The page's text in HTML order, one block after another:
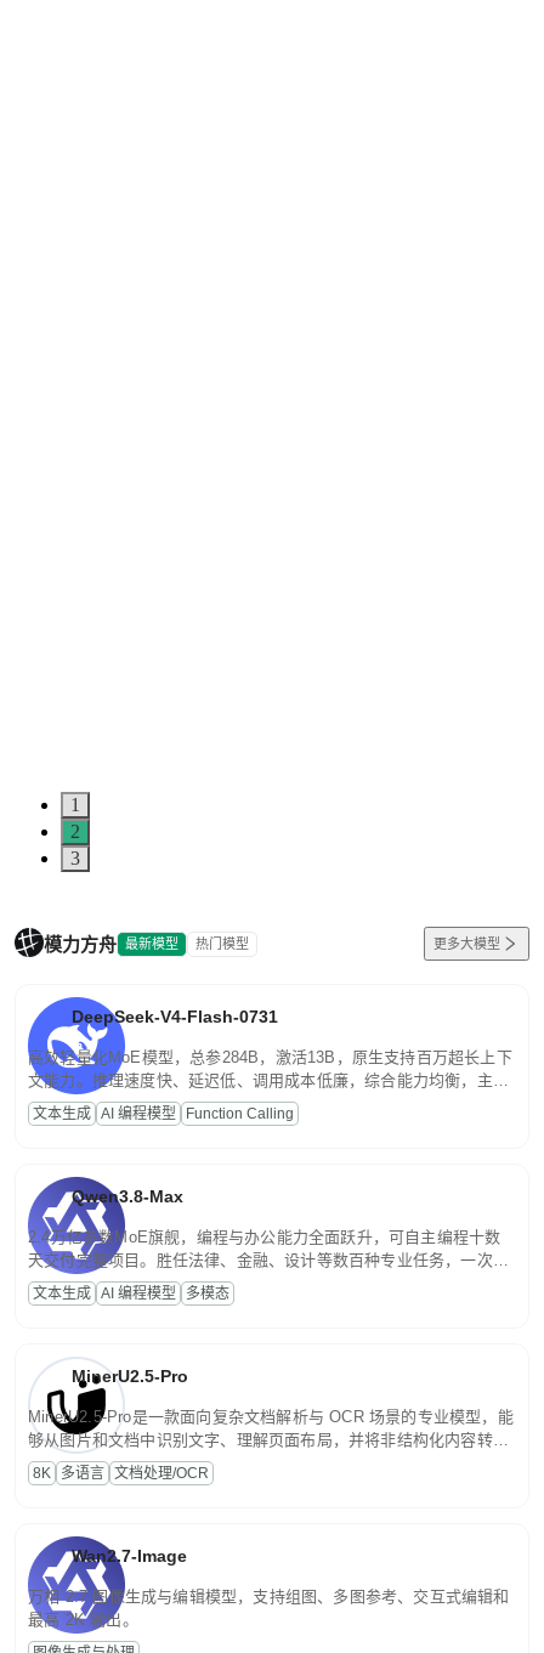
1
2
3
模力方舟 最新模型 热门模型 更多大模型
DeepSeek-V4-Flash-0731
高效轻量化MoE模型，总参284B，激活13B，原生支持百万超长上下
文能力。推理速度快、延迟低、调用成本低廉，综合能力均衡，主打
高并发、轻量化任务，适合日常对话、内容创作、基础 RAG、批量
文案处理等普惠刚需场景。
文本生成 AI 编程模型 Function Calling
Qwen3.8-Max
2.4万亿参数MoE旗舰，编程与办公能力全面跃升，可自主编程十数
天交付完整项目。胜任法律、金融、设计等数百种专业任务，一次对
话端到端交付生产级成果。原生视觉理解贯穿规划、执行与验证全流
程，支持超长文档与长视频的深度语义解析。长程任务中自主规划与
文本生成 AI 编程模型 多模态
MinerU2.5-Pro
MinerU2.5-Pro是一款面向复杂文档解析与 OCR 场景的专业模型，能
够从图片和文档中识别文字、理解页面布局，并将非结构化内容转换
为便于存储、检索和二次处理的结构化结果。
8K 多语言 文档处理/OCR
Wan2.7-Image
万相 2.7 图像生成与编辑模型，支持组图、多图参考、交互式编辑和
最高 2K 输出。